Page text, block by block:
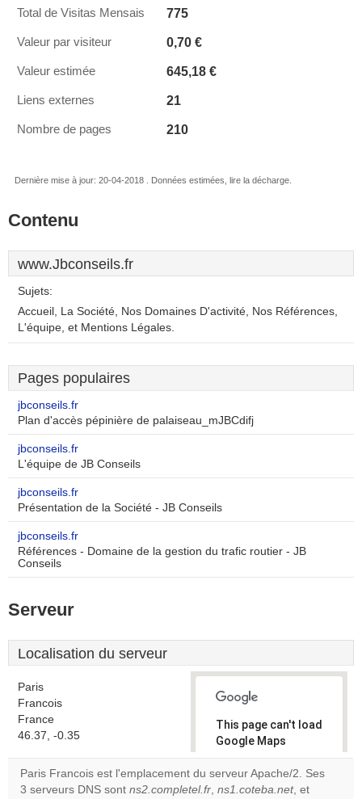
Total de Visitas Mensais 775
Valeur par visiteur 0,70 €
Valeur estimée 645,18 €
Liens externes 21
Nombre de pages 210
Dernière mise à jour: 20-04-2018 . Données estimées, lire la décharge.
Contenu
www.Jbconseils.fr
Sujets:
Accueil, La Société, Nos Domaines D'activité, Nos Références,
L'équipe, et Mentions Légales.
Pages populaires
jbconseils.fr
Plan d'accès pépinière de palaiseau_mJBCdifj
jbconseils.fr
L'équipe de JB Conseils
jbconseils.fr
Présentation de la Société - JB Conseils
jbconseils.fr
Références - Domaine de la gestion du trafic routier - JB
Conseils
Serveur
Localisation du serveur
Paris
Francois
France
46.37, -0.35
This page can't load
Google Maps
correctly.
Do you
Paris Francois est l'emplacement du serveur Apache/2. Ses
3 serveurs DNS sont ns2.completel.fr, ns1.coteba.net, et